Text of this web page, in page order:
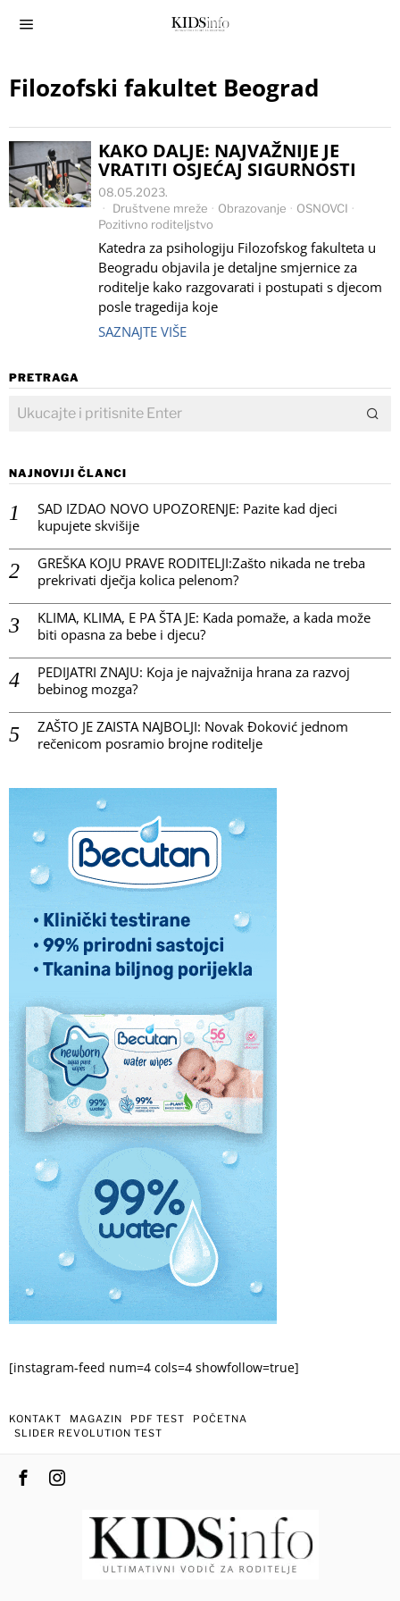
Filozofski fakultet Beograd
KAKO DALJE: NAJVAŽNIJE JE
VRATITI OSJEĆAJ SIGURNOSTI
08.05.2023.
Društvene mreže · Obrazovanje · OSNOVCI ·
Pozitivno roditeljstvo
Katedra za psihologiju Filozofskog fakulteta u
Beogradu objavila je detaljne smjernice za
roditelje kako razgovarati i postupati s djecom
posle tragedija koje
SAZNAJTE VIŠE
PRETRAGA
NAJNOVIJI ČLANCI
SAD IZDAO NOVO UPOZORENJE: Pazite kad djeci
kupujete skvišije
GREŠKA KOJU PRAVE RODITELJI:Zašto nikada ne treba
prekrivati dječja kolica pelenom?
KLIMA, KLIMA, E PA ŠTA JE: Kada pomaže, a kada može
biti opasna za bebe i djecu?
PEDIJATRI ZNAJU: Koja je najvažnija hrana za razvoj
bebinog mozga?
ZAŠTO JE ZAISTA NAJBOLJI: Novak Đoković jednom
rečenicom posramio brojne roditelje
[instagram-feed num=4 cols=4 showfollow=true]
KONTAKT MAGAZIN PDF TEST
POČETNA
SLIDER REVOLUTION TEST